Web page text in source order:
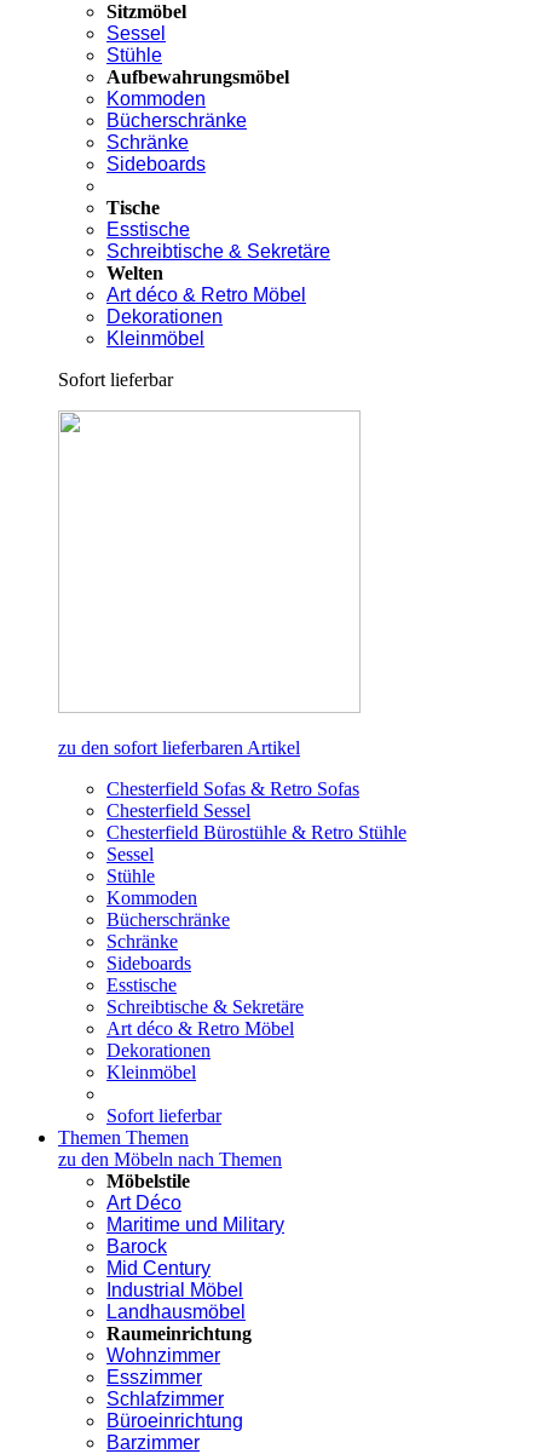
Sitzmöbel
Sessel
Stühle
Aufbewahrungsmöbel
Kommoden
Bücherschränke
Schränke
Sideboards
Tische
Esstische
Schreibtische & Sekretäre
Welten
Art déco & Retro Möbel
Dekorationen
Kleinmöbel
Sofort lieferbar
zu den sofort lieferbaren Artikel
Chesterfield Sofas & Retro Sofas
Chesterfield Sessel
Chesterfield Bürostühle & Retro Stühle
Sessel
Stühle
Kommoden
Bücherschränke
Schränke
Sideboards
Esstische
Schreibtische & Sekretäre
Art déco & Retro Möbel
Dekorationen
Kleinmöbel
Sofort lieferbar
Themen Themen
zu den Möbeln nach Themen
Möbelstile
Art Déco
Maritime und Military
Barock
Mid Century
Industrial Möbel
Landhausmöbel
Raumeinrichtung
Wohnzimmer
Esszimmer
Schlafzimmer
Büroeinrichtung
Barzimmer